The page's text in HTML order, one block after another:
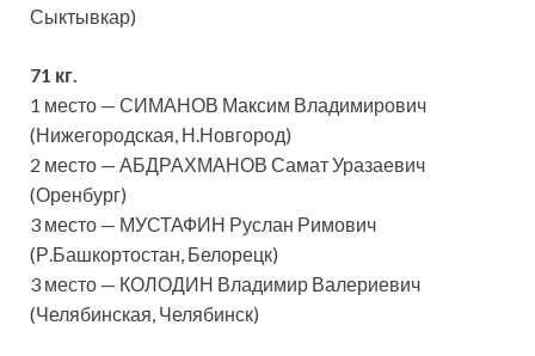
Сыктывкар)
71 кг.
1 место — СИМАНОВ Максим Владимирович
(Нижегородская, Н.Новгород)
2 место — АБДРАХМАНОВ Самат Уразаевич
(Оренбург)
3 место — МУСТАФИН Руслан Римович
(Р.Башкортостан, Белорецк)
3 место — КОЛОДИН Владимир Валериевич
(Челябинская, Челябинск)